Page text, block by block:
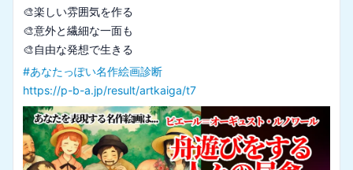
🎨楽しい雰囲気を作る
🎨意外と繊細な一面も
#あなたっぽい名作絵画診断
https://p-b-a.jp/result/artkaiga/t7